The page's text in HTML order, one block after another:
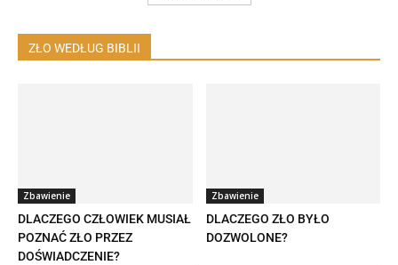
ZŁO WEDŁUG BIBLII
Zbawienie
DLACZEGO CZŁOWIEK MUSIAŁ
POZNAĆ ZŁO PRZEZ
DOŚWIADCZENIE?
Zbawienie
DLACZEGO ZŁO BYŁO
DOZWOLONE?